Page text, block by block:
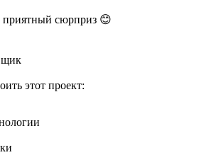
приятный сюрприз 😊
этот проект: